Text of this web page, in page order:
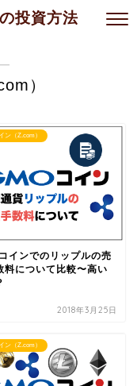
投資方法
）
ン（Z.com）
インでのリップルの売
料について比較〜高い
2018年3月25日
ン（Z.com）